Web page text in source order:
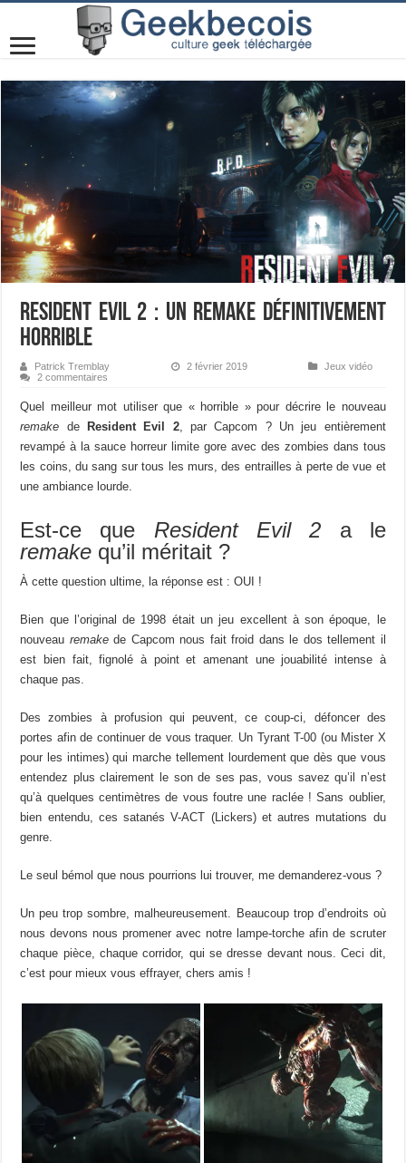
Resident Evil 2 : un remake définitivement
horrible
Patrick Tremblay 2 février 2019
Jeux vidéo
2 commentaires
Quel meilleur mot utiliser que « horrible » pour décrire le nouveau
remake de Resident Evil 2, par Capcom ? Un jeu entièrement
revampé à la sauce horreur limite gore avec des zombies dans tous
les coins, du sang sur tous les murs, des entrailles à perte de vue et
une ambiance lourde.
Est-ce que Resident Evil 2 a le
remake qu’il méritait ?
À cette question ultime, la réponse est : OUI !
Bien que l’original de 1998 était un jeu excellent à son époque, le
nouveau remakede Capcom nous fait froid dans le dos tellement il
est bien fait, fignolé à point et amenant une jouabilité intense à
chaque pas.
Des zombies à profusion qui peuvent, ce coup-ci, défoncer des
portes afin de continuer de vous traquer. Un Tyrant T-00 (ou Mister X
pour les intimes) qui marche tellement lourdement que dès que vous
entendez plus clairement le son de ses pas, vous savez qu’il n’est
qu’à quelques centimètres de vous foutre une raclée ! Sans oublier,
bien entendu, ces satanés V-ACT (Lickers) et autres mutations du
genre.
Le seul bémol que nous pourrions lui trouver, me demanderez-vous ?
Un peu trop sombre, malheureusement. Beaucoup trop d’endroits où
nous devons nous promener avec notre lampe-torche afin de scruter
chaque pièce, chaque corridor, qui se dresse devant nous. Ceci dit,
c’est pour mieux vous effrayer, chers amis !